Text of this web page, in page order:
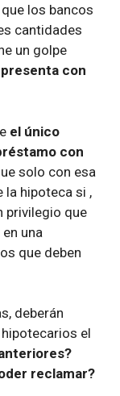
los bancos
cantidades
un golpe
con
el único
con
solo con esa
la hipoteca si ,
privilegio que
una
que deben
deberán
el
reclamar?